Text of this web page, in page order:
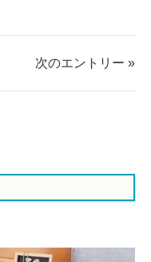
す
す
次のエントリー »